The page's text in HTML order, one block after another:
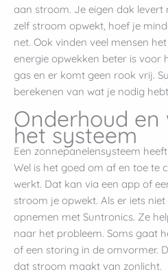
aan stroom. Je eigen dak levert
zelf stroom opwekt, hoef je
net. Ook vinden veel mensen
energie opwekken beter is voor
gas en er komt geen rook vrij.
berekenen van wat je nodig
Onderhoud
het systeem
Een zonnepanelensysteem
Wel is het goed om af en toe te
werkt. Dat kan via een app of
stroom je opwekt. Als er iets
opnemen met Suntronics. Ze
naar het probleem. Soms gaat
of een storing in de omvormer.
dat stroom maakt van zonlicht.